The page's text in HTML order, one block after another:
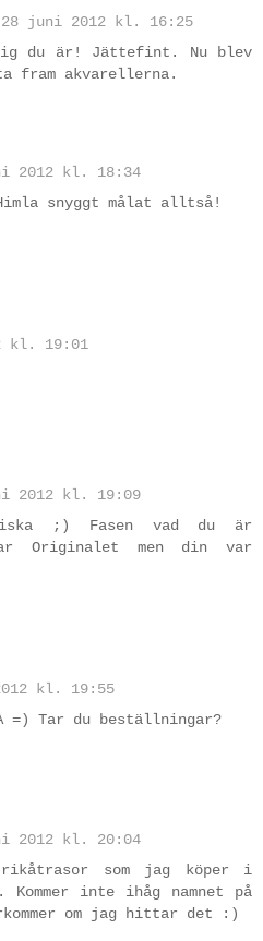
28 juni 2012 kl. 16:25
du är! Jättefint. Nu blev
fram akvarellerna.
2012 kl. 18:34
snyggt målat alltså!
kl. 19:01
2012 kl. 19:09
;) Fasen vad du är
Originalet men din var
kl. 19:55
=) Tar du beställningar?
2012 kl. 20:04
som jag köper i
inte ihåg namnet på
om jag hittar det :)